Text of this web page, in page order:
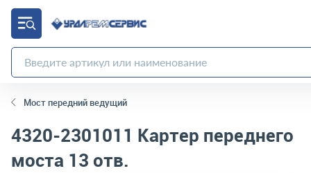
Мост передний ведущий
4320-2301011 Картер переднего
моста 13 отв.